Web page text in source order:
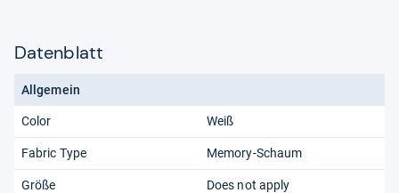
Datenblatt
Allgemein
Color Weiß
Fabric Type Memory-Schaum
Größe Does not apply